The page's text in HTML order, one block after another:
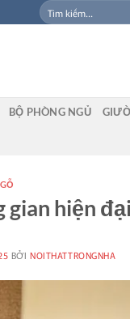
Tìm
kiếm:
BỘ PHÒNG NGỦ
gian hiện
BỞINOITHATTRONGNHA